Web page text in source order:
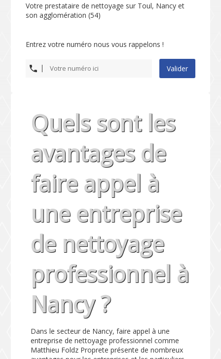
Votre prestataire de nettoyage sur Toul, Nancy et
son agglomération (54)
Entrez votre numéro nous vous rappelons !
Valider
Quels sont les
avantages de
faire appel à
une entreprise
de nettoyage
professionnel à
Nancy ?
Dans le secteur de Nancy, faire appel à une
entreprise de nettoyage professionnel comme
Matthieu Foldz Proprete présente de nombreux